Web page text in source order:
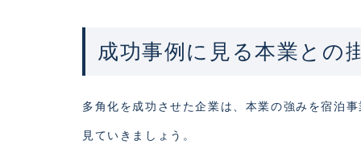
成功事例に見る本業との
多角化を成功させた企業は、本業の強みを宿泊
見ていきましょう。